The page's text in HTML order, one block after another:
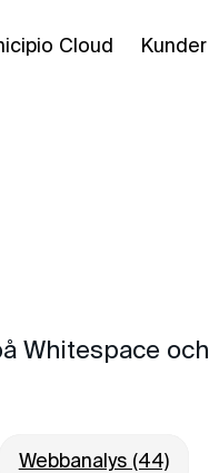
Cloud Kunder
Whitespace och
Webbanalys (44)